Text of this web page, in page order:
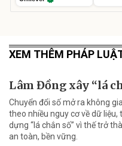
XEM THÊM PHÁP
Lâm Đồng xây “lá
Chuyển đổi số mở ra không
theo nhiều nguy cơ về dữ
dựng “lá chắn số” vì thế trở
an toàn, bền vững.